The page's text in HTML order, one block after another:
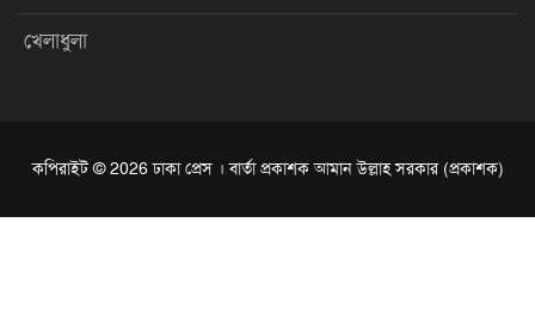
খেলাধুলা
কপিরাইট © 2026 ঢাকা প্রেস । বার্তা প্রকাশক আমান উল্লাহ সরকার (প্রকাশক)